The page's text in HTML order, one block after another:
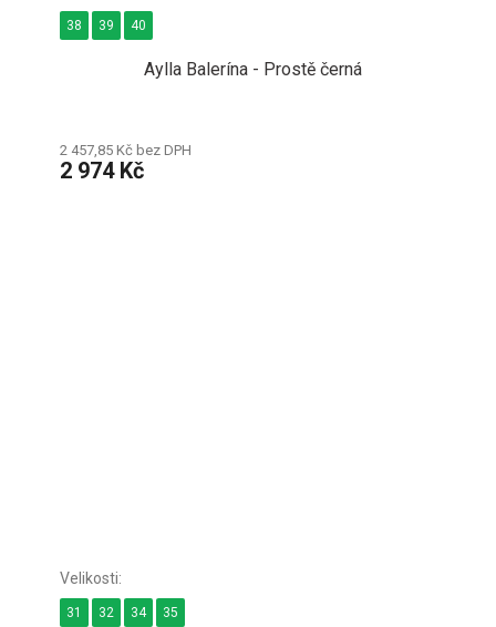
Aylla Balerína - Prostě černá
2 457,85 Kč bez DPH
2 974 Kč
38 39 40
31 32 34 35